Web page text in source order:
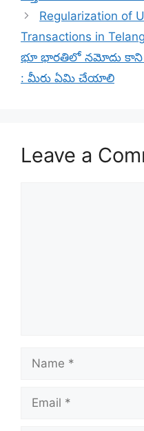
Regularization of
Transactions in
భూ భారతిలో నమోదు కాని
: మీరు ఏమి చేయాలి
Leave a